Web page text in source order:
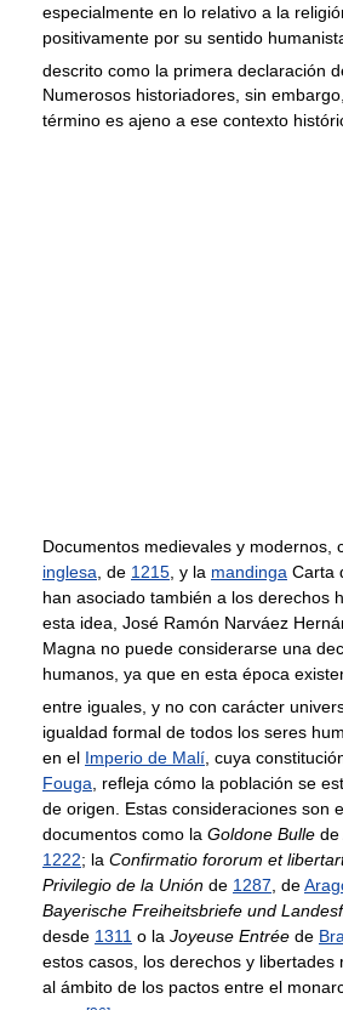
especialmente en lo relativo a la
positivamente por su sentido
descrito como la primera declaración
Numerosos historiadores, sin
término es ajeno a ese contexto
Documentos medievales y modernos,
inglesa, de 1215, y la mandinga Carta
han asociado también a los derechos
esta idea, José Ramón Narváez
Magna no puede considerarse una
humanos, ya que en esta época
entre iguales, y no con carácter
igualdad formal de todos los seres
en el Imperio de Malí , cuya
Fouga , refleja cómo la población se
de origen. Estas consideraciones son
documentos como la Goldone Bulle de
1222; la Confirmatio fororum et
Privilegio de la Unión de 1287 , de
Bayerische Freiheitsbriefe und
desde 1311 o la Joyeuse Entrée de
estos casos, los derechos y libertades
al ámbito de los pactos entre el